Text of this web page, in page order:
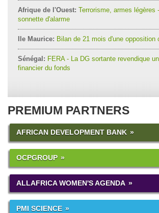
Afrique de l'Ouest: Terrorisme, armes légères
sonnette d'alarme
Ile Maurice: Bilan de 21 mois d'une opposition
Sénégal: FERA - La DG sortante revendique
financier du fonds
PREMIUM PARTNERS
AFRICAN DEVELOPMENT BANK
OCPGROUP
ALLAFRICA WOMEN'S AGENDA
PMI SCIENCE